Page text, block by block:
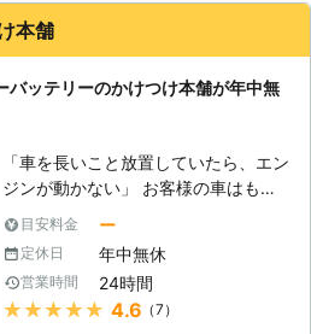
っておりますので、バッテリー上がり
お問い合わせください。
本舗
バッテリーのかけつけ本舗が年中無
「車を長いこと放置していたら、エン
ジンが動かない」 お客様の車はもし
かしたら、バッテリー上がりを起こし
ているかもしれません。車は放ってお
いても自然放電をおこなっているの
で、勝手にバッテリー内の電気は消耗
していきます。そのため、長いこと車
目安料金 ー
定休日 年中無休
営業時間 24時間
★★★★★ 4.6 （7）